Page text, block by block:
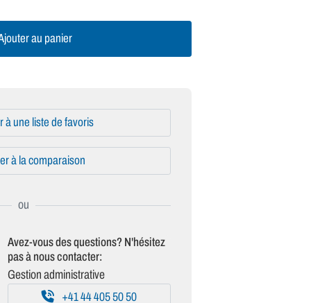
au panier
à une liste de favoris
à la comparaison
Avez-vous des questions? N'hésitez
pas à nous contacter:
Gestion administrative
+41 44 405 50 50